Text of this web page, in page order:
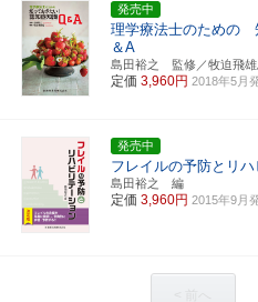
発売中
理学療法士のための
＆A
島田裕之 監修／牧迫飛
定価 3,960円 2018年5月
発売中
フレイルの予防とリ
島田裕之 編
定価 3,960円 2015年9月